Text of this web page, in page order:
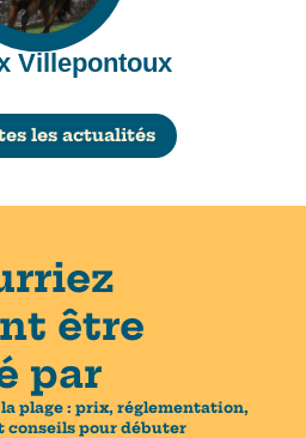
Villepontoux
les actualités
être
par
plage : prix, réglementation,
conseils pour débuter